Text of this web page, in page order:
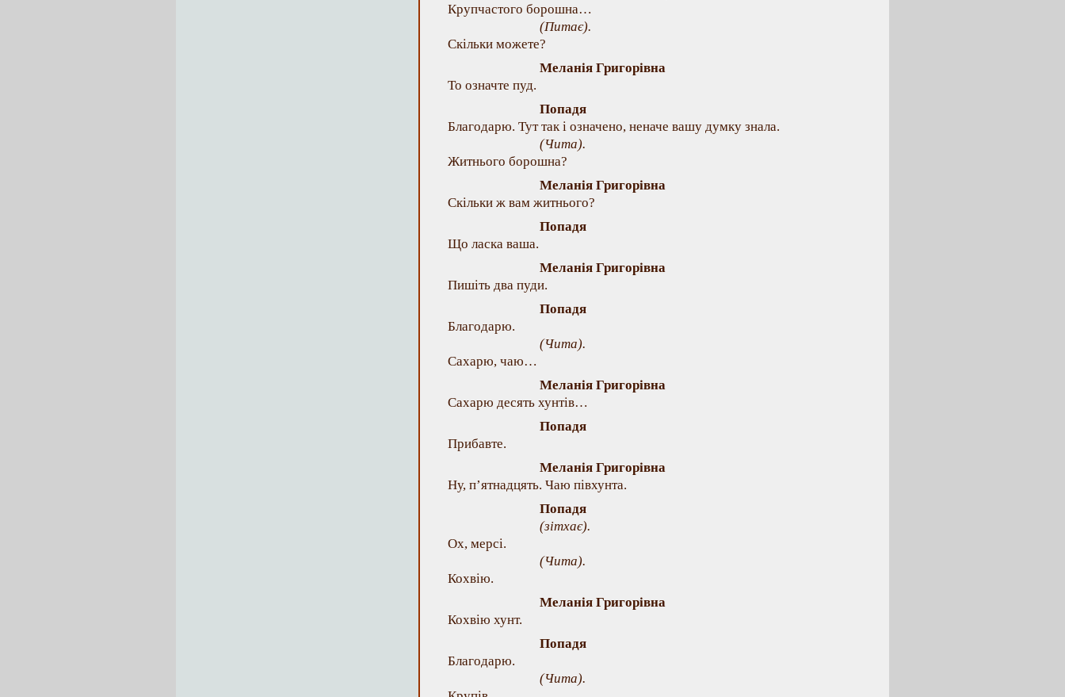
Крупчастого борошна…
(Питає).
Скільки можете?
Меланія Григорівна
То означте пуд.
Попадя
Благодарю. Тут так і означено, неначе вашу думку знала.
(Чита).
Житнього борошна?
Меланія Григорівна
Скільки ж вам житнього?
Попадя
Що ласка ваша.
Меланія Григорівна
Пишіть два пуди.
Попадя
Благодарю.
(Чита).
Сахарю, чаю…
Меланія Григорівна
Сахарю десять хунтів…
Попадя
Прибавте.
Меланія Григорівна
Ну, п’ятнадцять. Чаю півхунта.
Попадя
(зітхає).
Ох, мерсі.
(Чита).
Кохвію.
Меланія Григорівна
Кохвію хунт.
Попадя
Благодарю.
(Чита).